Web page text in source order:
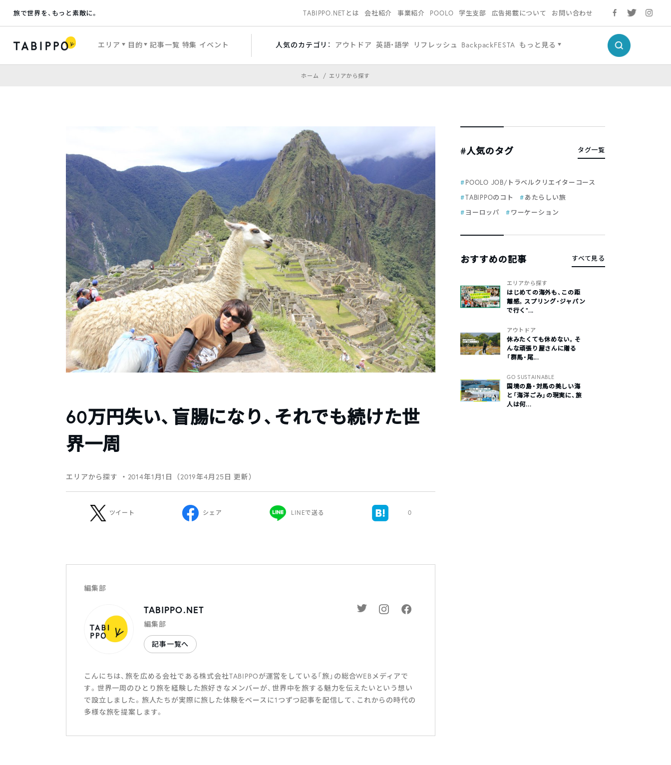
旅で世界を、もっと素敵に。 TABIPPO.NETとは 会社紹介 事業紹介 POOLO 学生支部 広告掲載について お問い合わせ
エリア 目的 記事一覧 特集 イベント 人気のカテゴリ： アウトドア 英語・語学 リフレッシュ BackpackFESTA もっと見る
ホーム エリアから探す
60万円失い、盲腸になり、それでも続けた世
界一周
エリアから探す ・2014年1月1日（2019年4月25日 更新）
ツイート シェア LINEで送る 0
編集部
TABIPPO.NET
編集部
記事一覧へ
こんにちは、旅を広める会社である株式会社TABIPPOが運営をしている「旅」の総合WEBメディアで
す。世界一周のひとり旅を経験した旅好きなメンバーが、世界中を旅する魅力を伝えたいという想い
で設立しました。旅人たちが実際に旅した体験をベースに1つずつ記事を配信して、これからの時代の
多様な旅を提案します。
#人気のタグ タグ一覧
POOLO JOB/トラベルクリエイターコース
TABIPPOのコト
あたらしい旅
ヨーロッパ
ワーケーション
おすすめの記事 すべて見る
エリアから探す
はじめての海外も、この距
離感。スプリング・ジャパン
で行く“...
アウトドア
休みたくても休めない。そ
んな頑張り屋さんに贈る
「群馬・尾...
GO SUSTAINABLE
国境の島・対馬の美しい海
と「海洋ごみ」の現実に、旅
人は何...